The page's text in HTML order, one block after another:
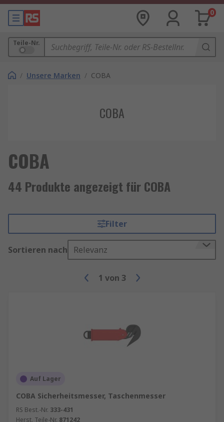
0
Teile-Nr.
/ Unsere Marken / COBA
COBA
COBA
44 Produkte angezeigt für COBA
Filter
Sortieren nach Relevanz
1 von 3
Auf Lager
COBA Sicherheitsmesser, Taschenmesser
RS Best.-Nr. 333-431
Herst. Teile-Nr. 871242